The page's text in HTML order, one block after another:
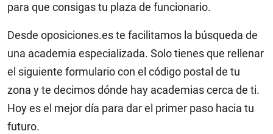
para que consigas tu plaza de funcionario.
Desde oposiciones.es te facilitamos la búsqueda de
una academia especializada. Solo tienes que rellenar
el siguiente formulario con el código postal de tu
zona y te decimos dónde hay academias cerca de ti.
Hoy es el mejor día para dar el primer paso hacia tu
futuro.